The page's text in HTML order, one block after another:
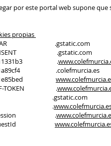
por este portal web supone que
propias
.gstatic.com
.gstatic.com
.
.colefmurcia.es
TOKEN .
.gstatic.com
.
.